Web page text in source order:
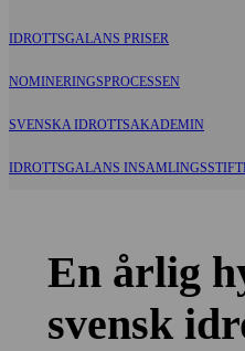
IDROTTSGALANS PRISER
NOMINERINGSPROCESSEN
SVENSKA IDROTTSAKADEMIN
IDROTTSGALANS
En årlig
svensk